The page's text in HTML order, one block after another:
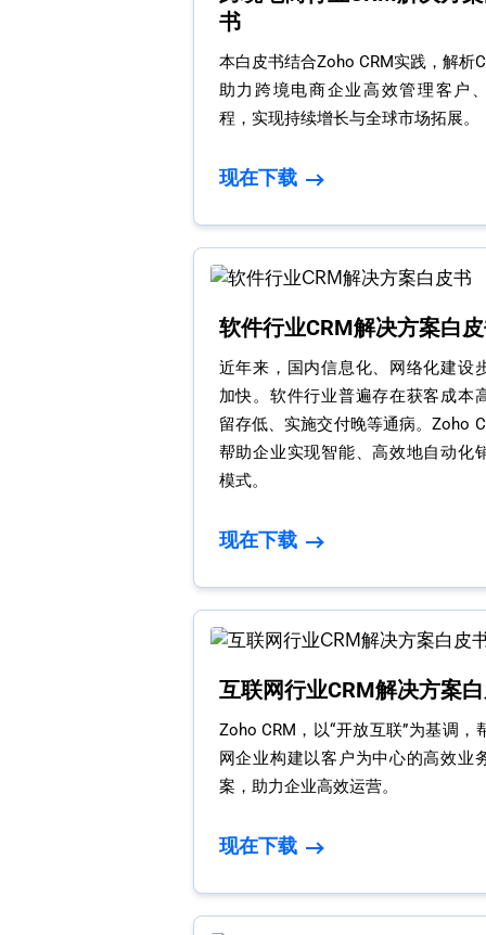
书
本白皮书结合Zoho CRM实践，解析
助力跨境电商企业高效管理客户
程，实现持续增长与全球市场拓展。
现在下载
软件行业CRM解决方案白
近年来，国内信息化、网络化建设
加快。软件行业普遍存在获客成本
留存低、实施交付晚等通病。Zoho
帮助企业实现智能、高效地自动化
模式。
现在下载
互联网行业CRM解决方案
Zoho CRM，以“开放互联”为基调，
网企业构建以客户为中心的高效业
案，助力企业高效运营。
现在下载